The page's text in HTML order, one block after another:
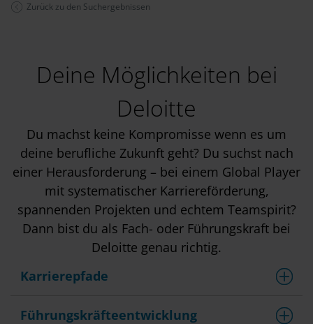
Zurück zu den Suchergebnissen
Deine Möglichkeiten bei
Deloitte
Du machst keine Kompromisse wenn es um
deine berufliche Zukunft geht? Du suchst nach
einer Herausforderung – bei einem Global Player
mit systematischer Karriereförderung,
spannenden Projekten und echtem Teamspirit?
Dann bist du als Fach- oder Führungskraft bei
Deloitte genau richtig.
Karrierepfade
Führungskräfteentwicklung